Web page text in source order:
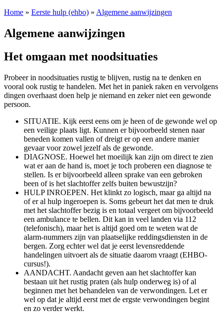
Home » Eerste hulp (ehbo) » Algemene aanwijzingen
Algemene aanwijzingen
Het omgaan met noodsituaties
Probeer in noodsituaties rustig te blijven, rustig na te denken en
vooral ook rustig te handelen. Met het in paniek raken en vervolgens
dingen overhaast doen help je niemand en zeker niet een gewonde
persoon.
SITUATIE. Kijk eerst eens om je heen of de gewonde wel op
een veilige plaats ligt. Kunnen er bijvoorbeeld stenen naar
beneden komen vallen of dreigt er op een andere manier
gevaar voor zowel jezelf als de gewonde.
DIAGNOSE. Hoewel het moeilijk kan zijn om direct te zien
wat er aan de hand is, moet je toch proberen een diagnose te
stellen. Is er bijvoorbeeld alleen sprake van een gebroken
been of is het slachtoffer zelfs buiten bewustzijn?
HULP INROEPEN. Het klinkt zo logisch, maar ga altijd na
of er al hulp ingeroepen is. Soms gebeurt het dat men te druk
met het slachtoffer bezig is en totaal vergeet om bijvoorbeeld
een ambulance te bellen. Dit kan in veel landen via 112
(telefonisch), maar het is altijd goed om te weten wat de
alarm-nummers zijn van plaatselijke reddingsdiensten in de
bergen. Zorg echter wel dat je eerst levensreddende
handelingen uitvoert als de situatie daarom vraagt (EHBO-
cursus!).
AANDACHT. Aandacht geven aan het slachtoffer kan
bestaan uit het rustig praten (als hulp onderweg is) of al
beginnen met het behandelen van de verwondingen. Let er
wel op dat je altijd eerst met de ergste verwondingen begint
en zo verder werkt.